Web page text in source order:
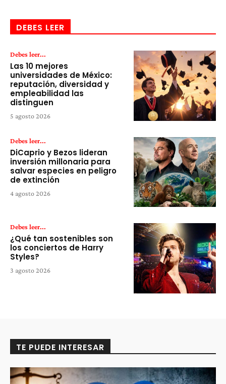
DEBES LEER
Debes leer...
Las 10 mejores
universidades de México:
reputación, diversidad y
empleabilidad las
distinguen
5 agosto 2026
Debes leer...
DiCaprio y Bezos lideran
inversión millonaria para
salvar especies en peligro
de extinción
4 agosto 2026
Debes leer...
¿Qué tan sostenibles son
los conciertos de Harry
Styles?
3 agosto 2026
TE PUEDE INTERESAR